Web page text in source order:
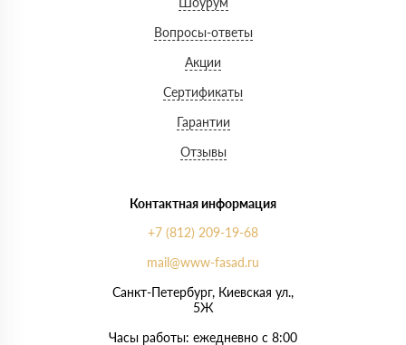
Вопросы-ответы
Акции
Сертификаты
Гарантии
Отзывы
Контактная информация
+7 (812) 209-19-68
mail@www-fasad.ru
Санкт-Петербург, ​Киевская ул.,
5Ж
Часы работы: ежедневно с 8:00